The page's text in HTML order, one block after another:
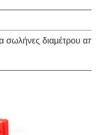
σωλήνες διαμέτρου